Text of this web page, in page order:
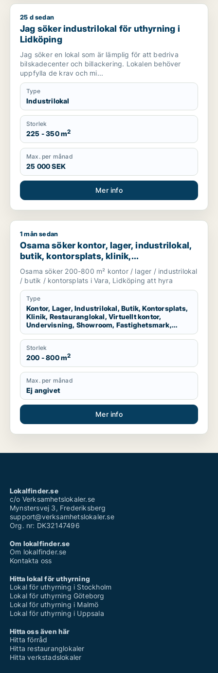
Jag söker industrilokal för uthyrning i Lidköping
25 d sedan
Jag söker industrilokal för uthyrning i
Lidköping
Jag söker en lokal som är lämplig för att bedriva
bilskadecenter och billackering. Lokalen behöver
uppfylla de krav och mi...
Type
Industrilokal
Storlek
225 - 350 m2
Max. per månad
25 000 SEK
Mer info
Osama söker kontor, lager, industrilokal, butik,
1 mån sedan
Osama söker kontor, lager, industrilokal,
butik, kontorsplats, klinik,
restauranglokal, virtuellt kontor,
undervisning, showroom, fastighetsmark
eller garage för uthyrning i Vara eller
Lidköping
Osama söker 200-800 m² kontor / lager / industrilokal
/ butik / kontorsplats i Vara, Lidköping att hyra
Type
Kontor, Lager, Industrilokal, Butik, Kontorsplats,
Klinik, Restauranglokal, Virtuellt kontor,
Undervisning, Showroom, Fastighetsmark,
Garage
Storlek
200 - 800 m2
Max. per månad
Ej angivet
Mer info
Lokalfinder.se
c/o Verksamhetslokaler.se
Mynstersvej 3, Frederiksberg
support@verksamhetslokaler.se
Org. nr: DK32147496
Om lokalfinder.se
Om lokalfinder.se
Kontakta oss
Hitta lokal för uthyrning
Lokal för uthyrning i Stockholm
Lokal för uthyrning Göteborg
Lokal för uthyrning i Malmö
Lokal för uthyrning i Uppsala
Hitta oss även här
Hitta förråd
Hitta restauranglokaler
Hitta verkstadslokaler